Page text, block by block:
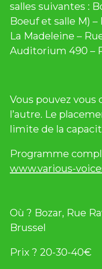
salles suivantes :
Boeuf et salle M)
La Madeleine –
Auditorium 490 –
Vous pouvez vous
l’autre. Le
limite de la
Programme
www.various-
Où ? Bozar, Rue
Brussel
Prix ? 20-30-40€